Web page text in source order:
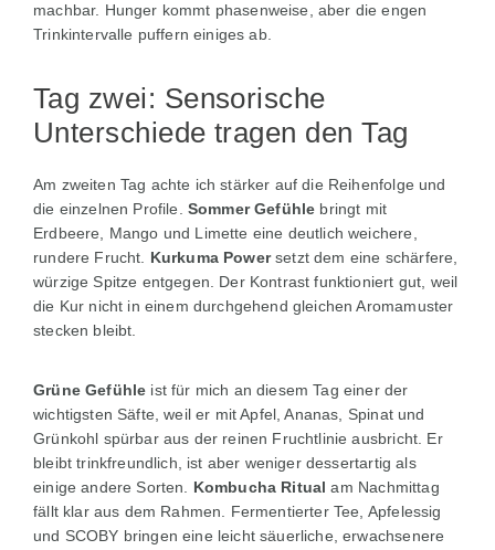
machbar. Hunger kommt phasenweise, aber die engen
Trinkintervalle puffern einiges ab.
Tag zwei: Sensorische
Unterschiede tragen den Tag
Am zweiten Tag achte ich stärker auf die Reihenfolge und
die einzelnen Profile. Sommer Gefühle bringt mit
Erdbeere, Mango und Limette eine deutlich weichere,
rundere Frucht. Kurkuma Powersetzt dem eine schärfere,
würzige Spitze entgegen. Der Kontrast funktioniert gut, weil
die Kur nicht in einem durchgehend gleichen Aromamuster
stecken bleibt.
Grüne Gefühle ist für mich an diesem Tag einer der
wichtigsten Säfte, weil er mit Apfel, Ananas, Spinat und
Grünkohl spürbar aus der reinen Fruchtlinie ausbricht. Er
bleibt trinkfreundlich, ist aber weniger dessertartig als
einige andere Sorten. Kombucha Ritual am Nachmittag
fällt klar aus dem Rahmen. Fermentierter Tee, Apfelessig
und SCOBY bringen eine leicht säuerliche, erwachsenere